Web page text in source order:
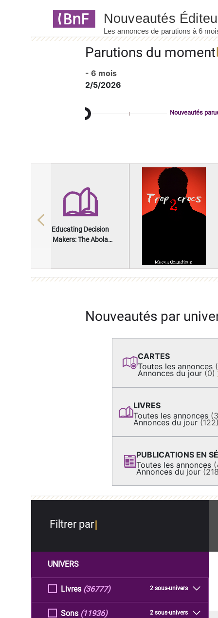
Parutions du moment
- 6 mois
2/5/2026
Nouveautés
Educating Decision
Makers: The Abola
for Higher Education
Previous
Nouveautés par
CARTES
Toutes les annonces
Annonces du jour (0)
LIVRES
Toutes les annonces
Annonces du jour
PUBLICATIONS EN
Toutes les annonces
Annonces du jour
Filtrer par
UNIVERS
Livres 2 sous-univers
(36777)
Sons 2 sous-univers
(11936)